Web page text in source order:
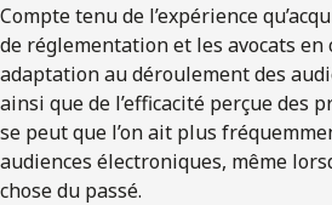
Compte tenu de l’expérience
de réglementation et les avocats
adaptation au déroulement des
ainsi que de l’efficacité perçue des
se peut que l’on ait plus
audiences électroniques, même
chose du passé.